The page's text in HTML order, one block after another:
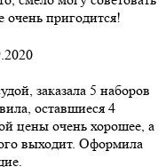
очень пригодится!
заказала 5 наборов
оставшиеся 4
цены очень хорошее, а
выходит. Оформила